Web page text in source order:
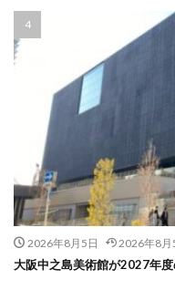
2026年8月5日 2026年8月
大阪中之島美術館が2027年